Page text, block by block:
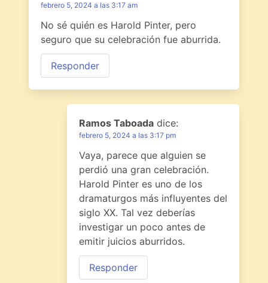
febrero 5, 2024 a las 3:17 am
No sé quién es Harold Pinter, pero
seguro que su celebración fue aburrida.
Responder
Ramos Taboada dice:
febrero 5, 2024 a las 3:17 pm
Vaya, parece que alguien se
perdió una gran celebración.
Harold Pinter es uno de los
dramaturgos más influyentes del
siglo XX. Tal vez deberías
investigar un poco antes de
emitir juicios aburridos.
Responder